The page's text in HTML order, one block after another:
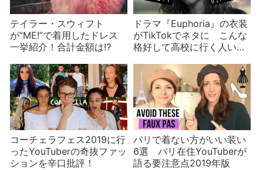
テイラー・スウィフト
が“ME!”で着用したドレス
一挙紹介！合計金額は⁉︎
ドラマ『Euphoria』の衣装
がTikTokでネタに こんな
格好して高校に行く人いる
コーチェラフェス2019に行
ったYouTuberの奇抜ファッ
ションを辛口批評！
パリで着ない方がいい装い
6選 パリ在住YouTuberが
語る要注意点2019年版